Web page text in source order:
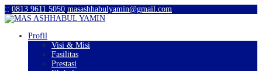
:: 0813 9611 5050 masashhabulyamin@gmail.com
Profil
Visi & Misi
Fasilitas
Prestasi